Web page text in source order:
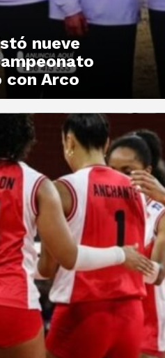
nueve
con Arco